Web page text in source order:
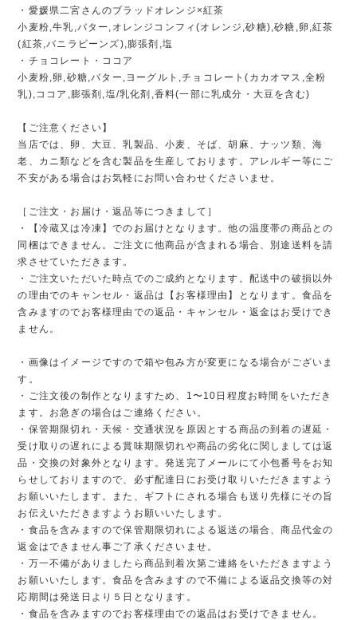
・愛媛県二宮さんのブラッドオレンジ×紅茶
小麦粉,牛乳,バター,オレンジコンフィ(オレンジ,砂糖),砂糖,卵,紅茶
(紅茶,バニラビーンズ),膨張剤,塩
・チョコレート・ココア
小麦粉,卵,砂糖,バター,ヨーグルト,チョコレート(カカオマス,全粉
乳),ココア,膨張剤,塩/乳化剤,香料(一部に乳成分・大豆を含む)
【ご注意ください】
当店では、卵、大豆、乳製品、小麦、そば、胡麻、ナッツ類、海
老、カニ類などを含む製品を生産しております。アレルギー等にご
不安がある場合はお気軽にお問い合わせくださいませ。
［ご注文・お届け・返品等につきまして］
・【冷蔵又は冷凍】でのお届けとなります。他の温度帯の商品との
同梱はできません。ご注文に他商品が含まれる場合、別途送料を請
求させていただきます。
・ご注文いただいた時点でのご成約となります。配送中の破損以外
の理由でのキャンセル・返品は【お客様理由】となります。食品を
含みますのでお客様理由での返品・キャンセル・返金はお受けでき
ません。
・画像はイメージですので箱や包み方が変更になる場合がございま
す。
・ご注文後の制作となりますため、1〜10日程度お時間をいただき
ます。お急ぎの場合はご連絡ください。
・保管期限切れ・天候・交通状況を原因とする商品の到着の遅延・
受け取りの遅れによる賞味期限切れや商品の劣化に関しましては返
品・交換の対象外となります。発送完了メールにて小包番号をお知
らせしておりますので、必ず配達日にお受け取りいただきますよう
お願いいたします。また、ギフトにされる場合も送り先様にその旨
お伝えいただきますようお願いいたします。
・食品を含みますので保管期限切れによる返送の場合、商品代金の
返金はできません事ご了承くださいませ。
・万一不備がありましたら商品到着次第ご連絡をいただきますよう
お願いいたします。食品を含みますので不備による返品交換等の対
応期間は発送日より５日となります。
・食品を含みますのでお客様理由での返品はお受けできません。